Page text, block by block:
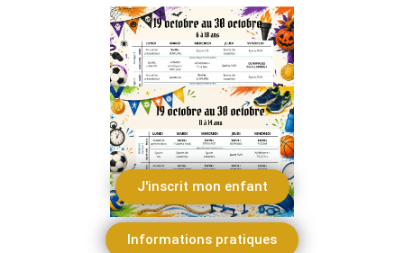
Enfants de 11 à 14 ans
J'inscrit mon enfant
Informations pratiques